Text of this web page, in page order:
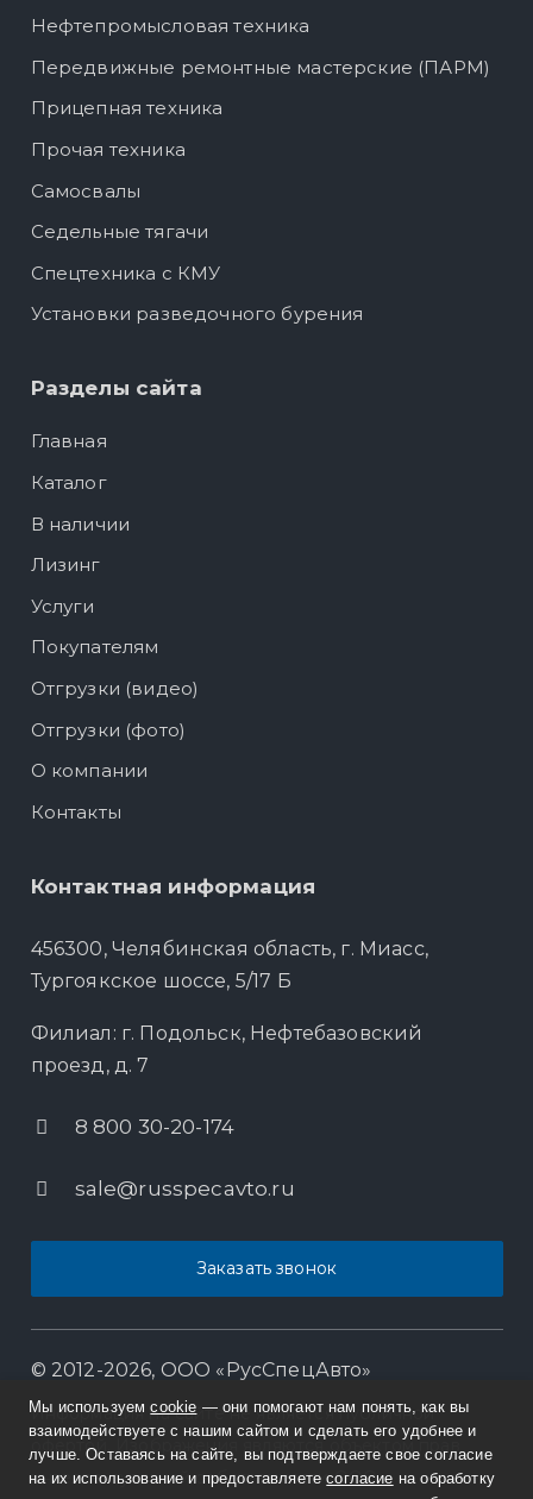
Нефтепромысловая техника
Передвижные ремонтные мастерские (ПАРМ)
Прицепная техника
Прочая техника
Самосвалы
Седельные тягачи
Спецтехника с КМУ
Установки разведочного бурения
Разделы сайта
Главная
Каталог
В наличии
Лизинг
Услуги
Покупателям
Отгрузки (видео)
Отгрузки (фото)
О компании
Контакты
Контактная информация
456300, Челябинская область, г. Миасс,
Тургоякское шоссе, 5/17 Б
Филиал: г. Подольск, Нефтебазовский
проезд, д. 7
8 800 30-20-174
sale@russpecavto.ru
Заказать звонок
© 2012-2026, ООО «РусСпецАвто»
Информация на сайте не является публичной
офертой. Изображения являются объектом прав
интеллектуальной собственности ООО
Мы используемcookie — они помогают нам понять, как вы
взаимодействуете с нашим сайтом и сделать его удобнее и
лучше. Оставаясь на сайте, вы подтверждаете свое согласие
на их использование и предоставляетесогласие на обработку